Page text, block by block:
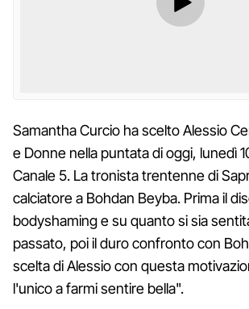
Samantha Curcio ha scelto Alessio
e Donne nella puntata di oggi, lunedì
Canale 5. La tronista trentenne di
calciatore a Bohdan Beyba. Prima il
bodyshaming e su quanto si sia
passato, poi il duro confronto con
scelta di Alessio con questa
l'unico a farmi sentire bella".